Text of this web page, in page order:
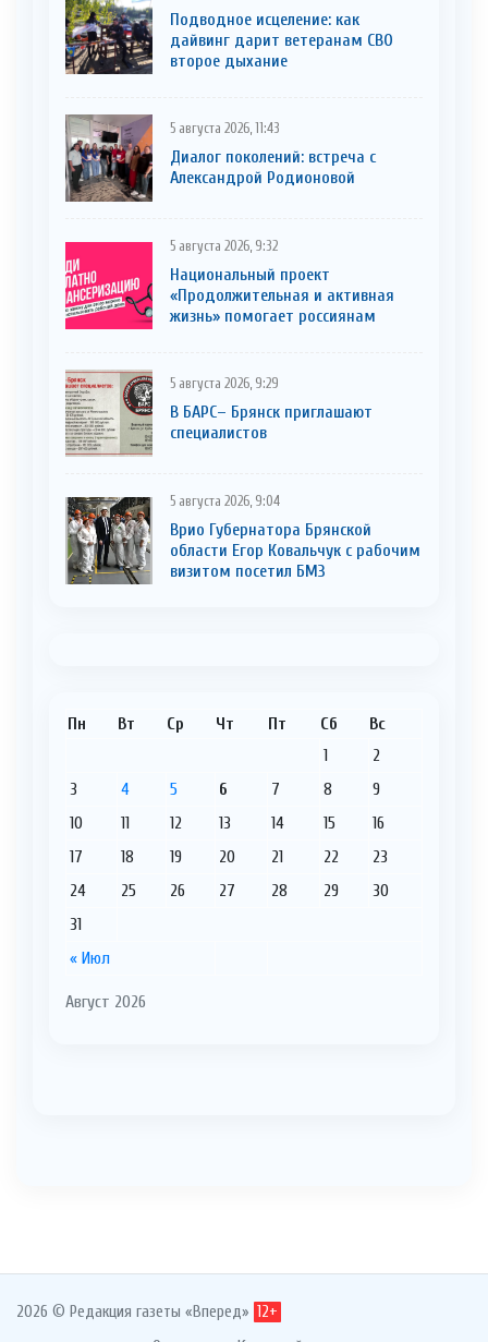
Подводное исцеление: как
дайвинг дарит ветеранам СВО
второе дыхание
5 августа 2026, 11:43
Диалог поколений: встреча с
Александрой Родионовой
5 августа 2026, 9:32
Национальный проект
«Продолжительная и активная
жизнь» помогает россиянам
5 августа 2026, 9:29
В БАРС– Брянcк приглaшают
cпециaлистoв
5 августа 2026, 9:04
Врио Губернатора Брянской
области Егор Ковальчук с рабочим
визитом посетил БМЗ
Август 2026
Пн Вт Ср Чт Пт Сб Вс
« Июл
1
2
3
4 5 6 7 8
9
10
11 12 13 14 15
16
17
18 19 20 21 22
23
24
25 26 27 28 29
30
31
2026 © Редакция газеты «Вперед» 12+